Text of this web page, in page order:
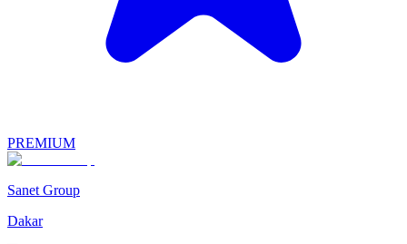
PREMIUM
Sanet Group
Dakar